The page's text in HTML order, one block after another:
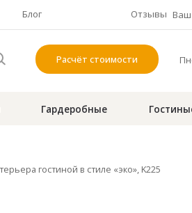
Ваш
Расчёт стоимости
Блог Отзывы
Гардеробные
гостиной в стиле «эко», K225